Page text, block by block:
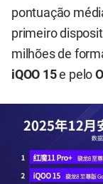
pontuação
primeiro
milhões de
iQOO 15e pelo